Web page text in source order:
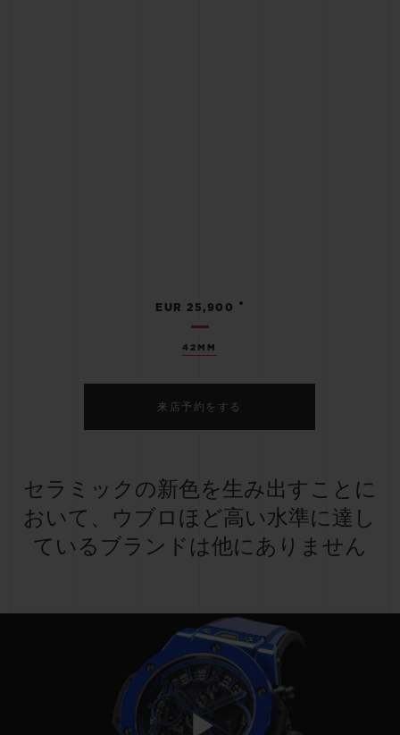
42MM
EUR 25,900 •
来店予約をする
セラミックの新色を生み出すことに
おいて、ウブロほど高い水準に達し
ているブランドは他にありません